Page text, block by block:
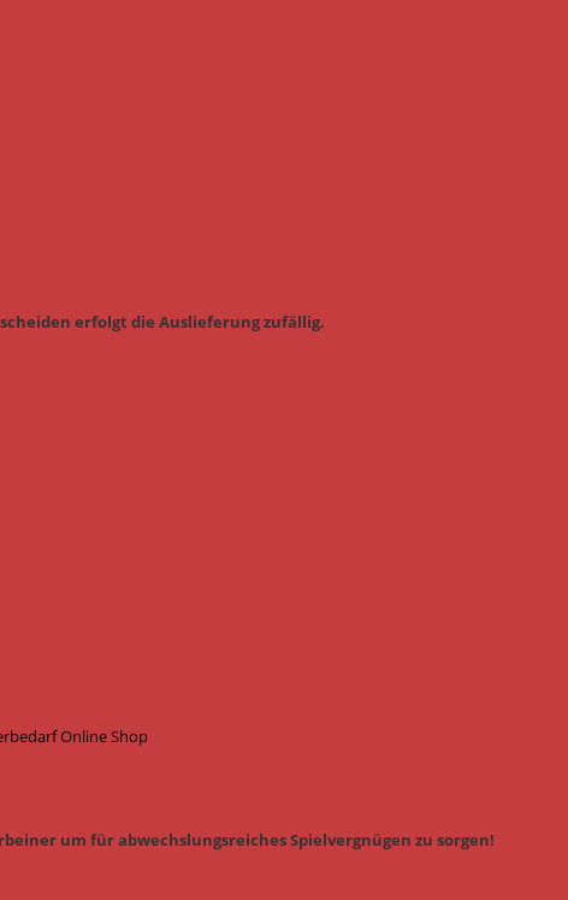
erfolgt die Auslieferung zufällig.
Online Shop
um für abwechslungsreiches Spielvergnügen zu sorgen!